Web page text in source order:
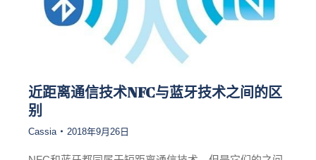
近距离通信技术NFC与蓝牙技术之间的区
别
Cassia 2018年9月26日